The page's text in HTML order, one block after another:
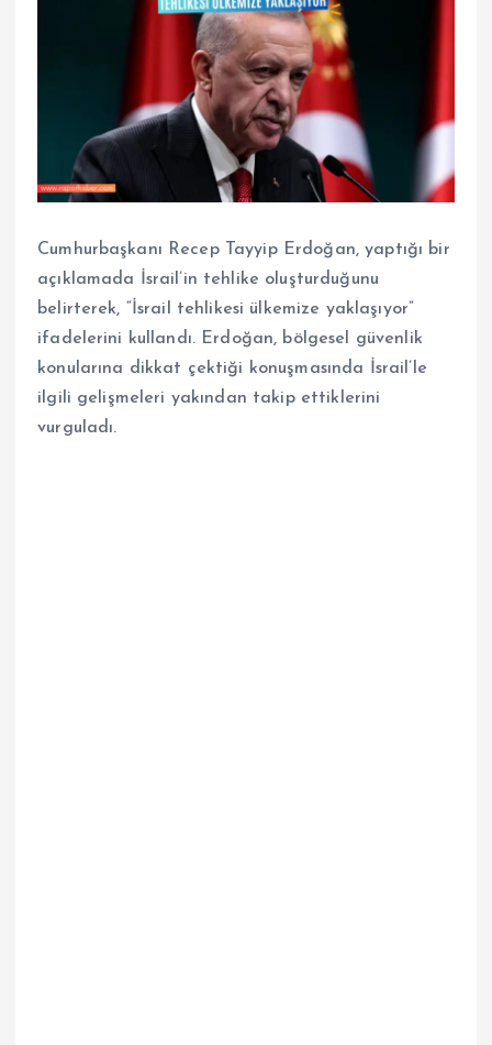
Cumhurbaşkanı Recep Tayyip Erdoğan, yaptığı bir
açıklamada İsrail’in tehlike oluşturduğunu
belirterek, “İsrail tehlikesi ülkemize yaklaşıyor”
ifadelerini kullandı. Erdoğan, bölgesel güvenlik
konularına dikkat çektiği konuşmasında İsrail’le
ilgili gelişmeleri yakından takip ettiklerini
vurguladı.